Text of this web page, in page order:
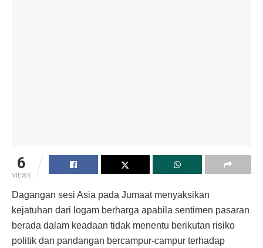
6
VIEWS
Dagangan sesi Asia pada Jumaat menyaksikan
kejatuhan dari logam berharga apabila sentimen pasaran
berada dalam keadaan tidak menentu berikutan risiko
politik dan pandangan bercampur-campur terhadap